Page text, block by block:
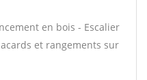
en bois - Escalier
et rangements sur